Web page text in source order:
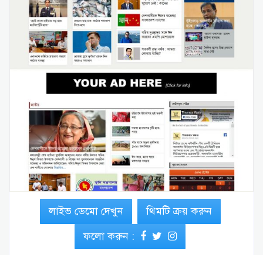
লাইভ ডেমো দেখুন
থিমটি ক্রয় করুন
ফলো করুন :